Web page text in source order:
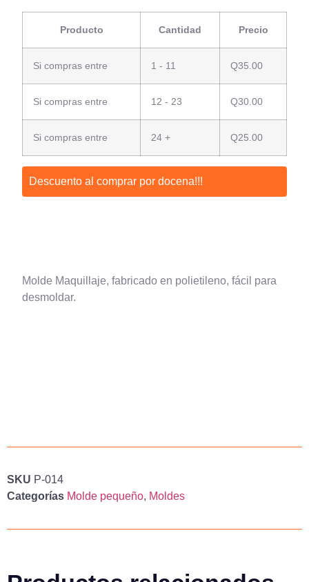
Producto Cantidad Precio
Si compras entre 1 - 11 Q35.00
Si compras entre 12 - 23 Q30.00
Si compras entre 24 + Q25.00
Descuento al comprar por docena!!!
Molde Maquillaje, fabricado en polietileno, fácil para
desmoldar.
SKU P-014
Categorías Molde pequeño, Moldes